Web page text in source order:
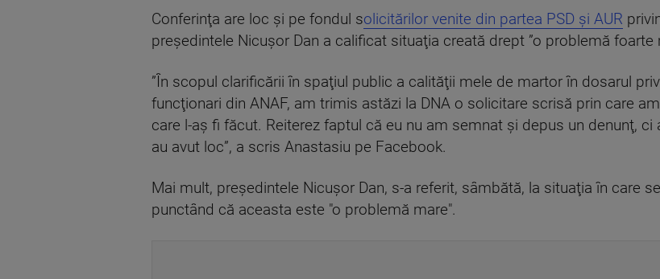
Conferinţa are loc şi pe fondul solicitărilor venite din partea PSD şi AUR
preşedintele Nicuşor Dan a calificat situaţia creată drept ”o problemă foarte
”În scopul clarificării în spaţiul public a calităţii mele de martor în dosarul
funcţionari din ANAF, am trimis astăzi la DNA o solicitare scrisă prin care
care l-aş fi făcut. Reiterez faptul că eu nu am semnat şi depus un denunţ,
au avut loc”, a scris Anastasiu pe Facebook.
Mai mult, preşedintele Nicuşor Dan, s-a referit, sâmbătă, la situaţia în care
punctând că aceasta este "o problemă mare".